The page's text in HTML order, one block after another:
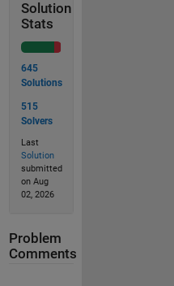
Solution
Stats
645
Solutions
515
Solvers
Last
Solution
submitted
on Aug
02, 2026
Problem
Comments